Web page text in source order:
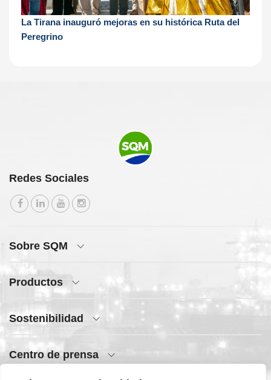
La Tirana inauguró mejoras en su histórica Ruta del
Peregrino
Redes Sociales
Sobre SQM
Productos
Sostenibilidad
Centro de prensa